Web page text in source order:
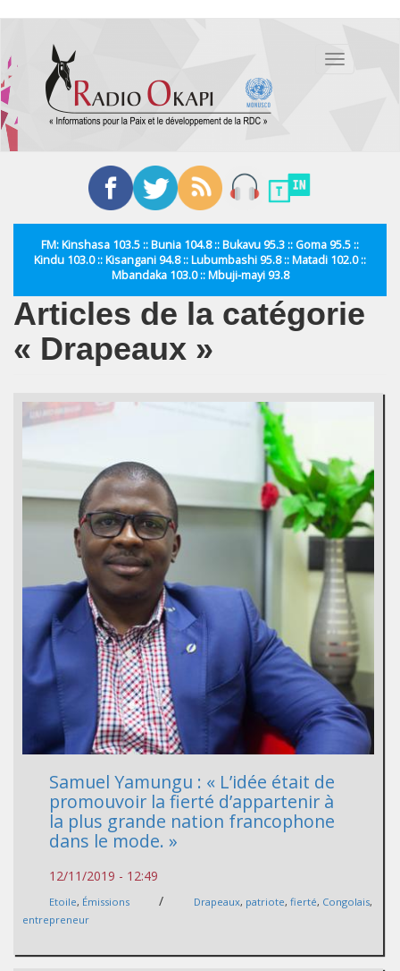
contenu
principal
Toggle
FM: Kinshasa 103.5 :: Bunia 104.8 :: Bukavu 95.3 :: Goma 95.5 ::
Kindu 103.0 :: Kisangani 94.8 :: Lubumbashi 95.8 :: Matadi 102.0 ::
Mbandaka 103.0 :: Mbuji-mayi 93.8
Articles de la catégorie
« Drapeaux »
Samuel Yamungu : « L’idée était de
promouvoir la fierté d’appartenir à
la plus grande nation francophone
dans le mode. »
12/11/2019 - 12:49
Etoile, Émissions / Drapeaux, patriote, fierté, Congolais,
entrepreneur